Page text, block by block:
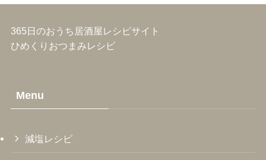
365日のおうち居酒屋レシピサイト
ひめくりおつまみレシピ
Menu
減塩レシピ